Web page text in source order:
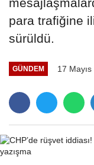
para trafiğine
sürüldü.
GÜNDEM 17